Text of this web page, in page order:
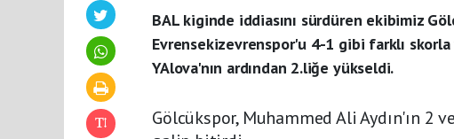
BAL kiginde iddiasını sürdüren ekibimiz
Evrensekizevrenspor'u 4-1 gibi farklı
YAlova'nın ardından 2.liğe yükseldi.
Gölcükspor, Muhammed Ali Aydın'ın 2